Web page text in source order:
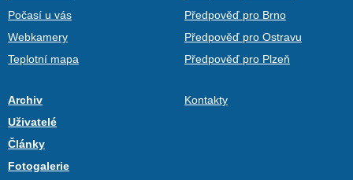
Počasí u vás
Webkamery
Teplotní mapa
Předpověď pro Brno
Předpověď pro Ostravu
Předpověď pro Plzeň
Archiv
Uživatelé
Články
Fotogalerie
Kontakty